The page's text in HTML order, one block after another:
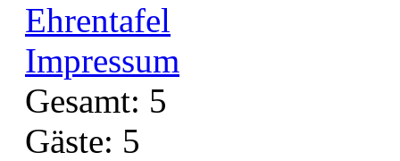
Ehrentafel
Impressum
Gesamt: 5
Gäste: 5